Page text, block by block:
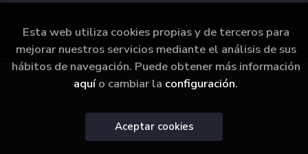
2026 ©La Puerta de Tannhäuser. Todos los Derechos
Reservados |Grupo Trevenque
Esta web utiliza cookies propias y de terceros para
mejorar nuestros servicios mediante el análisis de sus
hábitos de navegación. Puede obtener más información
aquío cambiar la configuración.
Aceptar cookies